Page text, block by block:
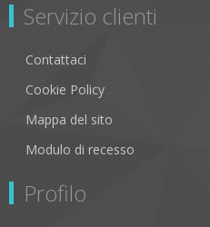
Servizio clienti
Contattaci
Cookie Policy
Mappa del sito
Modulo di recesso
Profilo